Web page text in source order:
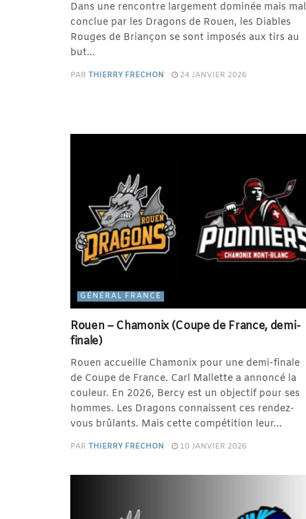
Dans une rencontre largement dominée mais mal
conclue par les Dragons de Rouen, les Diables
Rouges de Briançon se sont imposés aux tirs au
but...
PAR THIERRY FRECHON 24 JANVIER 2026
GÉNÉRAL FRANCE
Rouen – Chamonix (Coupe de France, demi-
finale)
Rouen accueille Chamonix pour une demi-finale
de Coupe de France. Carl Mallette a annoncé la
couleur. En 2026, Bercy est un objectif pour ses
hommes. Les Dragons connaissent ces rendez-
vous brûlants. Mais cette compétition leur...
PAR THIERRY FRECHON 10 JANVIER 2026